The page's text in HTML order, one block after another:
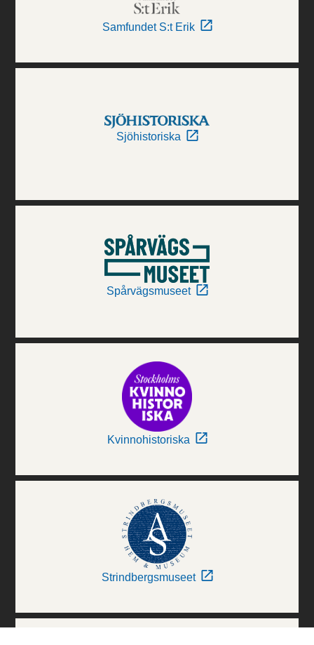
Samfundet S:t Erik
Sjöhistoriska
Spårvägsmuseet
Kvinnohistoriska
Strindbergsmuseet